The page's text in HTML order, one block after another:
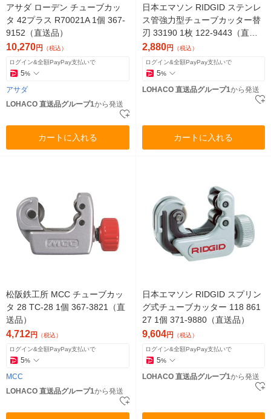
アサダ ローデン チューブカッ
タ 42プラス R70021A 1個 367-
9152（直送品）
10,270円 （税込）
ログイン&全額PayPay支払いで
5%
アサダ
LOHACO 直送品グループ1から発送
カートに入れる
日本エマソン RIDGID ステンレ
ス管強力型チューブカッター替
刃 33190 1枚 122-9443（直送
品）
2,880円 （税込）
ログイン&全額PayPay支払いで
5%
LOHACO 直送品グループ1から発送
カートに入れる
松阪鉄工所 MCC チューブカッ
タ 28 TC-28 1個 367-3821（直
送品）
4,712円 （税込）
ログイン&全額PayPay支払いで
5%
MCC
LOHACO 直送品グループ1から発送
日本エマソン RIDGID スプリン
グ式チューブカッター 118 861
27 1個 371-9880（直送品）
9,604円 （税込）
ログイン&全額PayPay支払いで
5%
LOHACO 直送品グループ1から発送